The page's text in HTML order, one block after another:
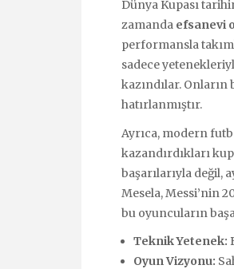
Dünya Kupası
zamanda efsanevi
performansla
sadece
kazındılar.
hatırlanmıştır.
Ayrıca, modern
kazandırdıkları
başarılarıyla değil,
Mesela, Messi’nin
bu oyuncuların
Teknik Yetenek:
Oyun Vizyonu: